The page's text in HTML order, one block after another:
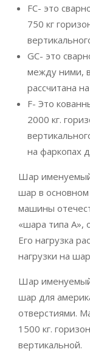
FC- это
750 кг
GC- это
между ними,
рассчитана
F- Это
2000 кг.
на фаркопах
Шар
шар в основном
машины
«шара типа А»,
Его нагрузка
нагрузки на
Шар
шар для
отверстиями.
1500 кг.
вертикальной.